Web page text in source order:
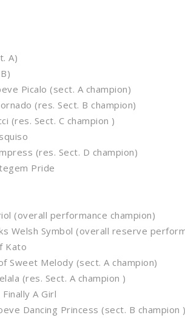
A)
Picalo (sect. A champion)
(res. Sect. B champion)
(res. Sect. C champion )
(res. Sect. D champion)
Pride
(overall performance champion)
Welsh Symbol (overall reserve
Kato
Sweet Melody (sect. A champion)
(res. Sect. A champion )
A Girl
Dancing Princess (sect. B champion )